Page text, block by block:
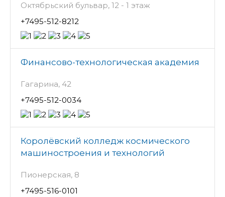
Октябрьский бульвар, 12 - 1 этаж
+7495-512-8212
Финансово-технологическая академия
Гагарина, 42
+7495-512-0034
Королёвский колледж космического
машиностроения и технологий
Пионерская, 8
+7495-516-0101